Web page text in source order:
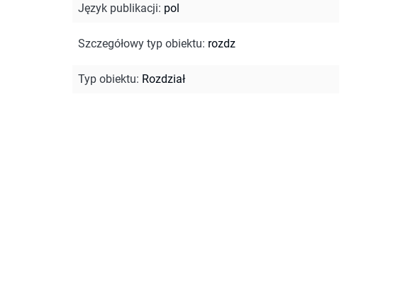
Język publikacji: pol
Szczegółowy typ obiektu: rozdz
Typ obiektu: Rozdział